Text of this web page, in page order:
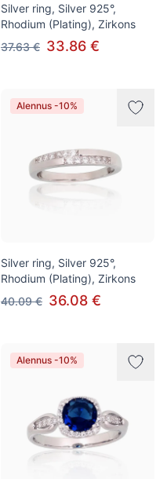
Silver ring, Silver 925°,
Rhodium (Plating), Zirkons
37.63 € 33.86 €
Alennus -10%
Silver ring, Silver 925°,
Rhodium (Plating), Zirkons
40.09 € 36.08 €
Alennus -10%